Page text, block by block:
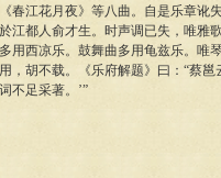
春江花月夜》等八曲。自是乐章讹
江都人俞才生。时声调已失，唯雅
用西凉乐。鼓舞曲多用龟兹乐。唯
，胡不载。《乐府解题》曰：“蔡邕
不足采著。’”